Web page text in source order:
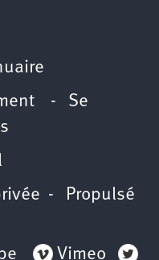
- Se
- Propulsé
Vimeo